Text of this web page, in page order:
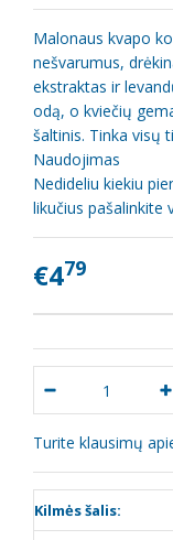
Malonaus kvapo
nešvarumus,
ekstraktas ir
odą, o kviečių
šaltinis. Tinka visų
Naudojimas
Nedideliu kiekiu
likučius pašalinkite
€479
Turite klausimų
Kilmės šalis: